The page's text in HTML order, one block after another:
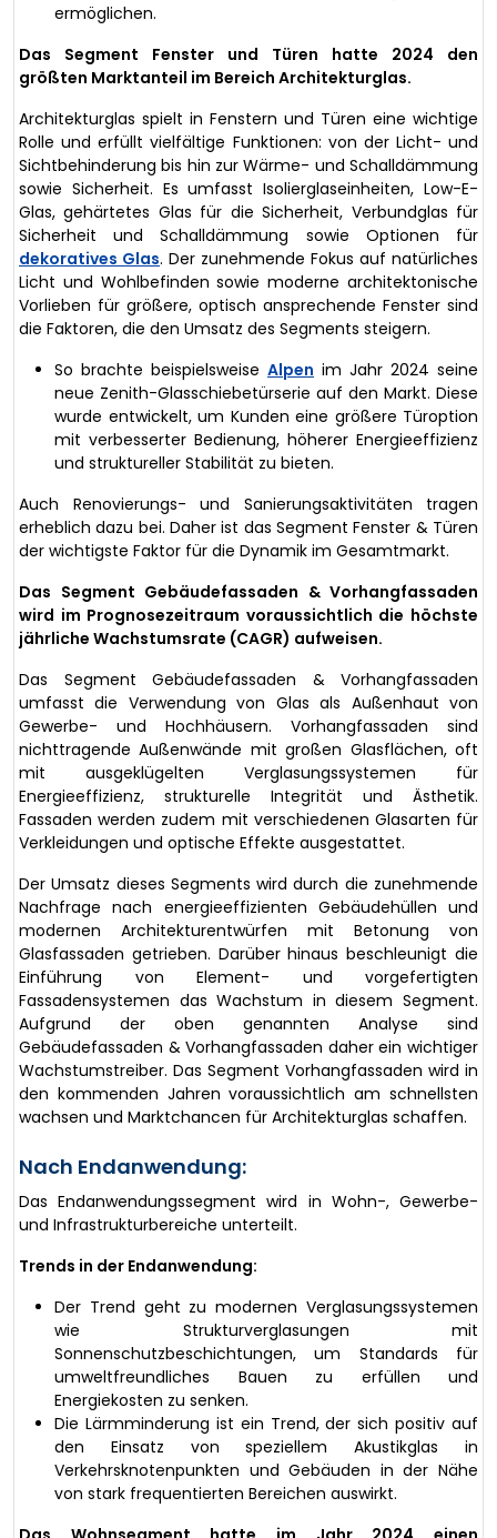
ermöglichen.
Das Segment Fenster und Türen hatte 2024 den
größten Marktanteil im Bereich Architekturglas.
Architekturglas spielt in Fenstern und Türen eine wichtige
Rolle und erfüllt vielfältige Funktionen: von der Licht- und
Sichtbehinderung bis hin zur Wärme- und Schalldämmung
sowie Sicherheit. Es umfasst Isolierglaseinheiten, Low-E-
Glas, gehärtetes Glas für die Sicherheit, Verbundglas für
Sicherheit und Schalldämmung sowie Optionen für
dekoratives Glas. Der zunehmende Fokus auf natürliches
Licht und Wohlbefinden sowie moderne architektonische
Vorlieben für größere, optisch ansprechende Fenster sind
die Faktoren, die den Umsatz des Segments steigern.
So brachte beispielsweise Alpen im Jahr 2024 seine
neue Zenith-Glasschiebetürserie auf den Markt. Diese
wurde entwickelt, um Kunden eine größere Türoption
mit verbesserter Bedienung, höherer Energieeffizienz
und struktureller Stabilität zu bieten.
Auch Renovierungs- und Sanierungsaktivitäten tragen
erheblich dazu bei. Daher ist das Segment Fenster & Türen
der wichtigste Faktor für die Dynamik im Gesamtmarkt.
Das Segment Gebäudefassaden & Vorhangfassaden
wird im Prognosezeitraum voraussichtlich die höchste
jährliche Wachstumsrate (CAGR) aufweisen.
Das Segment Gebäudefassaden & Vorhangfassaden
umfasst die Verwendung von Glas als Außenhaut von
Gewerbe- und Hochhäusern. Vorhangfassaden sind
nichttragende Außenwände mit großen Glasflächen, oft
mit ausgeklügelten Verglasungssystemen für
Energieeffizienz, strukturelle Integrität und Ästhetik.
Fassaden werden zudem mit verschiedenen Glasarten für
Verkleidungen und optische Effekte ausgestattet.
Der Umsatz dieses Segments wird durch die zunehmende
Nachfrage nach energieeffizienten Gebäudehüllen und
modernen Architekturentwürfen mit Betonung von
Glasfassaden getrieben. Darüber hinaus beschleunigt die
Einführung von Element- und vorgefertigten
Fassadensystemen das Wachstum in diesem Segment.
Aufgrund der oben genannten Analyse sind
Gebäudefassaden & Vorhangfassaden daher ein wichtiger
Wachstumstreiber. Das Segment Vorhangfassaden wird in
den kommenden Jahren voraussichtlich am schnellsten
wachsen und Marktchancen für Architekturglas schaffen.
Nach Endanwendung:
Das Endanwendungssegment wird in Wohn-, Gewerbe-
und Infrastrukturbereiche unterteilt.
Trends in der Endanwendung:
Der Trend geht zu modernen Verglasungssystemen
wie Strukturverglasungen mit
Sonnenschutzbeschichtungen, um Standards für
umweltfreundliches Bauen zu erfüllen und
Energiekosten zu senken.
Die Lärmminderung ist ein Trend, der sich positiv auf
den Einsatz von speziellem Akustikglas in
Verkehrsknotenpunkten und Gebäuden in der Nähe
von stark frequentierten Bereichen auswirkt.